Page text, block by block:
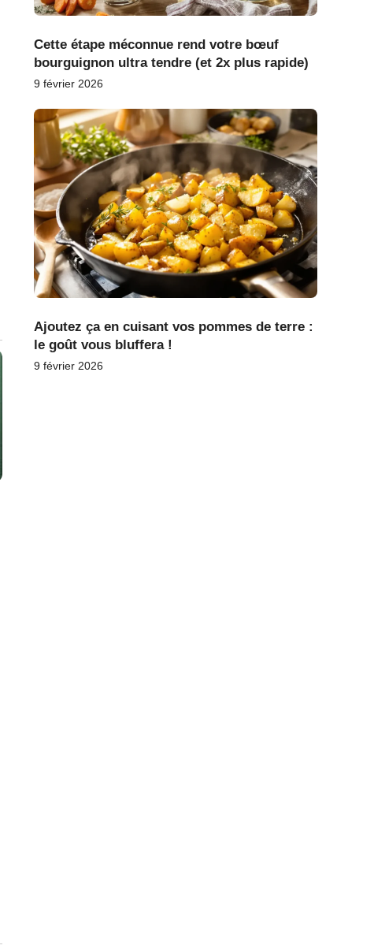
Cette étape méconnue rend votre bœuf
bourguignon ultra tendre (et 2x plus rapide)
9 février 2026
Ajoutez ça en cuisant vos pommes de terre :
le goût vous bluffera !
9 février 2026